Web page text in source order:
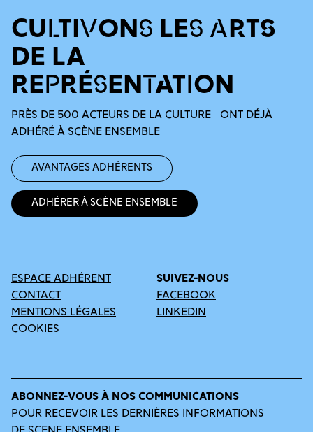
CULTIVONS LES ARTS
DE LA
REPRÉSENTATION
PRÈS DE 500 ACTEURS DE LA CULTURE ONT DÉJÀ
ADHÉRÉ À SCÈNE ENSEMBLE
Avantages adhérents
Adhérer à Scène Ensemble
ESPACE ADHÉRENT
CONTACT
MENTIONS LÉGALES
COOKIES
SUIVEZ-NOUS
FACEBOOK
LINKEDIN
ABONNEZ-VOUS À NOS COMMUNICATIONS
POUR RECEVOIR LES DERNIÈRES INFORMATIONS